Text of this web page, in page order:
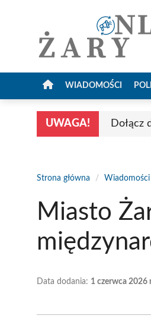
WIADOMOŚCI
UWAGA! Dołącz
Strona główna / Wiadomości
Miasto
Data dodania: 1 czerwca 2026